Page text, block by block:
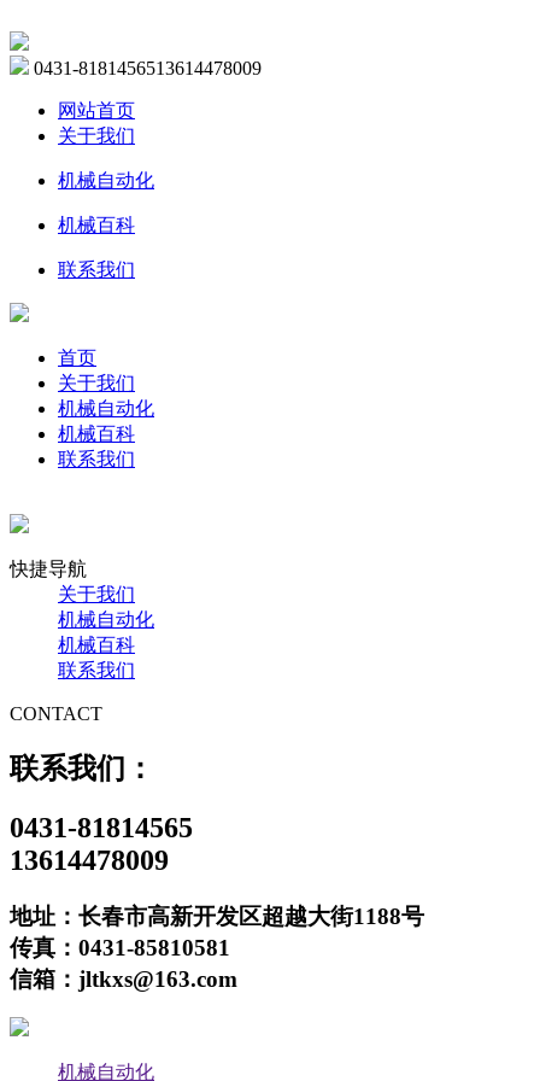
0431-8181456513614478009
网站首页
关于我们
机械自动化
机械百科
联系我们
首页
关于我们
机械自动化
机械百科
联系我们
快捷导航
关于我们
机械自动化
机械百科
联系我们
CONTACT
联系我们：
0431-81814565
13614478009
地址：长春市高新开发区超越大街1188号
传真：0431-85810581
信箱：jltkxs@163.com
机械自动化